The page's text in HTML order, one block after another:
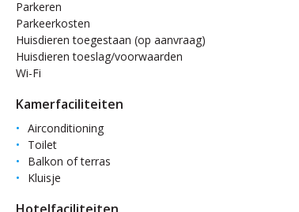
Parkeren
Parkeerkosten
Huisdieren toegestaan (op aanvraag)
Huisdieren toeslag/voorwaarden
Wi-Fi
Kamerfaciliteiten
Airconditioning
Toilet
Balkon of terras
Kluisje